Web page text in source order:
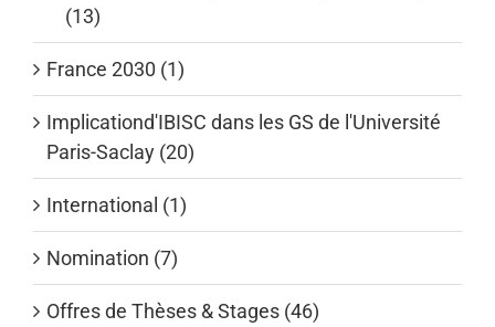
(13)
France 2030 (1)
Implicationd'IBISC dans les GS de l'Université
Paris-Saclay (20)
International (1)
Nomination (7)
Offres de Thèses & Stages (46)